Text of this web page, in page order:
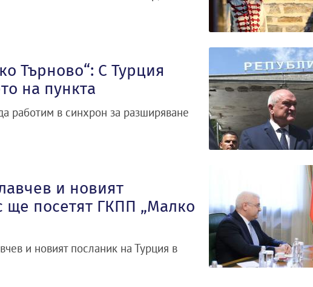
Търново“: С Турция
на пункта
работим в синхрон за разширяване
и новият
ще посетят ГКПП „Малко
и новият посланик на Турция в